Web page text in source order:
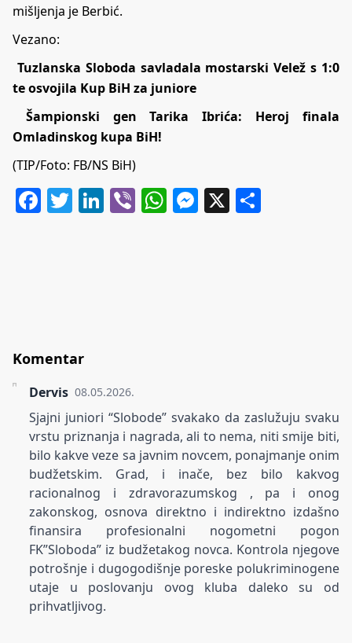
mišljenja je Berbić.
Vezano:
Tuzlanska Sloboda savladala mostarski Velež s 1:0
te osvojila Kup BiH za juniore
Šampionski gen Tarika Ibrića: Heroj finala
Omladinskog kupa BiH!
(TIP/Foto: FB/NS BiH)
Facebook
Twitter
LinkedIn
ViberWhatsApp
Messenger
X
Komentar
Dervis 08.05.2026.
Sjajni juniori “Slobode” svakako da zaslužuju svaku
vrstu priznanja i nagrada, ali to nema, niti smije biti,
bilo kakve veze sa javnim novcem, ponajmanje onim
budžetskim. Grad, i inače, bez bilo kakvog
racionalnog i zdravorazumskog , pa i onog
zakonskog, osnova direktno i indirektno izdašno
finansira profesionalni nogometni pogon
FK”Sloboda” iz budžetakog novca. Kontrola njegove
potrošnje i dugogodišnje poreske polukriminogene
utaje u poslovanju ovog kluba daleko su od
prihvatljivog.